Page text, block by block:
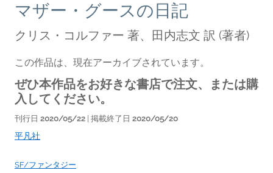
マザー・グースの日記
クリス・コルファー 著、田内志文 訳 (著者)
この作品は、現在アーカイブされています。
ぜひ本作品をお好きな書店で注文、または購
入してください。
刊行日 2020/05/22 | 掲載終了日 2020/05/20
平凡社
SF/ファンタジー